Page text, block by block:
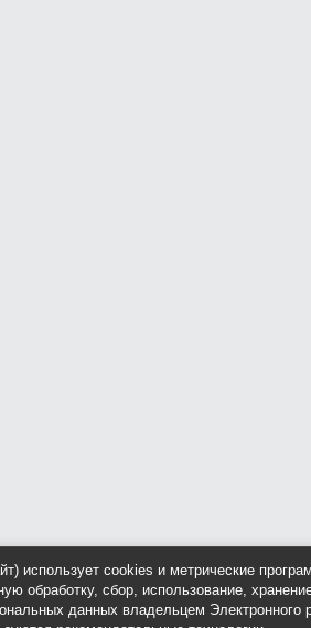
использует cookies и метрические
обработку, сбор, использование,
данных владельцем Электронного